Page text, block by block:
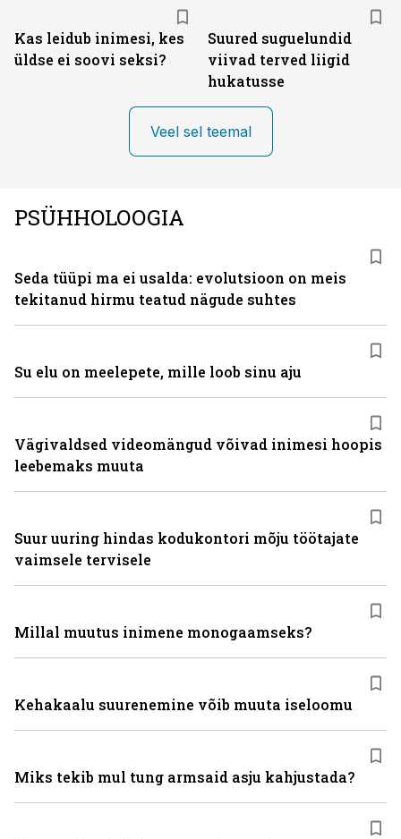
Kas leidub inimesi, kes
üldse ei soovi seksi?
Suured suguelundid
viivad terved liigid
hukatusse
Veel sel teemal
PSÜHHOLOOGIA
Seda tüüpi ma ei usalda: evolutsioon on meis
tekitanud hirmu teatud nägude suhtes
Su elu on meelepete, mille loob sinu aju
Vägivaldsed videomängud võivad inimesi hoopis
leebemaks muuta
Suur uuring hindas kodukontori mõju töötajate
vaimsele tervisele
Millal muutus inimene monogaamseks?
Kehakaalu suurenemine võib muuta iseloomu
Miks tekib mul tung armsaid asju kahjustada?